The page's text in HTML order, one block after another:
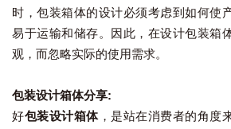
时，包装箱体的设计必须考虑到如何使
易于运输和储存。因此，在设计包装箱
观，而忽略实际的使用需求。
包装设计箱体分享:
好包装设计箱体，是站在消费者的角度